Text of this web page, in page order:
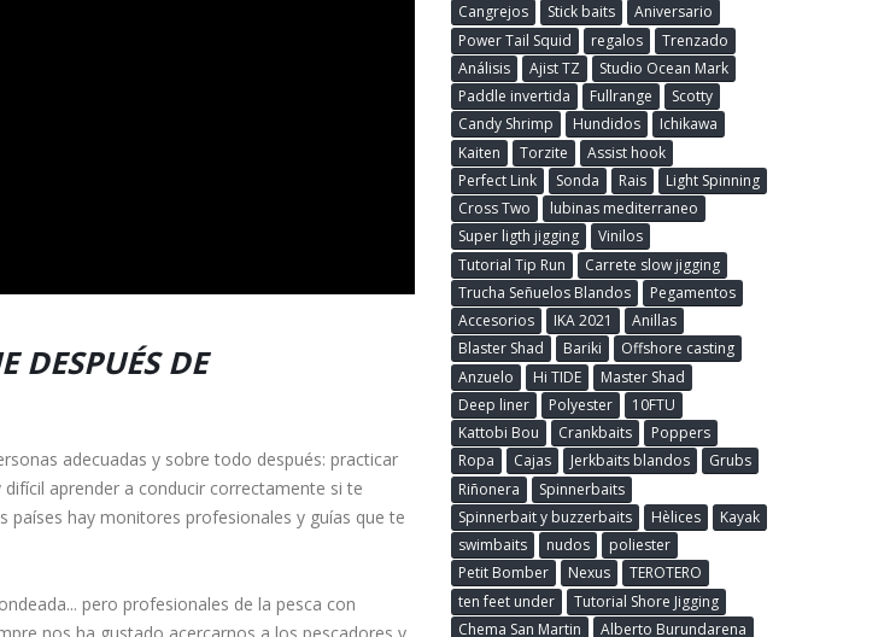
DESPUÉS DE
adecuadas y sobre todo después: practicar
aprender a conducir correctamente si te
países hay monitores profesionales y guías que te
pero profesionales de la pesca con
Cangrejos
Stick baits
Aniversario
Power Tail Squid
regalos
Trenzado
Análisis
Ajist TZ
Studio Ocean Mark
Paddle invertida
Fullrange
Scotty
Candy Shrimp
Hundidos
Ichikawa
Kaiten
Torzite
Assist hook
Perfect Link
Sonda Rais
Light Spinning
Cross Two
lubinas mediterraneo
Super ligth jigging
Vinilos
Tutorial Tip Run
Carrete slow jigging
Trucha Señuelos Blandos
Pegamentos
Accesorios
IKA 2021
Anillas
Blaster Shad
Bariki
Offshore casting
Anzuelo
Hi TIDE
Master Shad
Deep liner
Polyester
10FTU
Kattobi Bou
Crankbaits
Poppers
Ropa
Cajas Jerkbaits blandos
Grubs
Riñonera
Spinnerbaits
Spinnerbait y buzzerbaits
Hèlices
Kayak
swimbaits
nudos
poliester
Petit Bomber
Nexus
TEROTERO
ten feet under
Tutorial Shore Jigging
Chema San Martin
Alberto Burundarena